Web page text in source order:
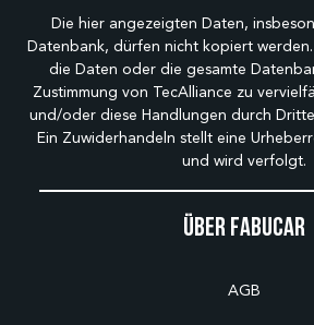
Über Fabucar
AGB
Die hier angezeigten Daten,
Datenbank, dürfen nicht kopiert werden.
die Daten oder die gesamte
Zustimmung von TecAlliance zu
und/oder diese Handlungen durch
Ein Zuwiderhandeln stellt eine
und wird verfolgt.